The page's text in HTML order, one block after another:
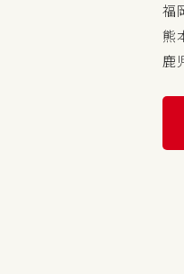
福
熊
鹿